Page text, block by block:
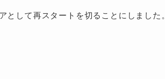
して再スタートを切ることにしました。